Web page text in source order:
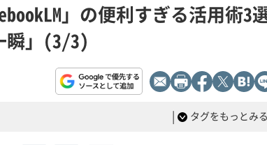
」の便利すぎる活用術3
瞬」(3/3)
| タグをもっとみる